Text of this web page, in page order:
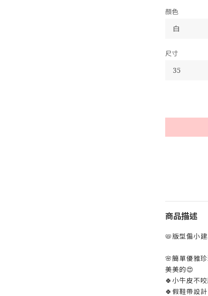
顏色
尺寸
商品描述
📛版型偏小
🌸簡單優雅
美美的😍
🍀小牛皮不
🍀假鞋帶設